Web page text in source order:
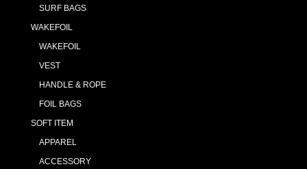
SURF BAGS
WAKEFOIL
WAKEFOIL
VEST
HANDLE & ROPE
FOIL BAGS
SOFT ITEM
APPAREL
ACCESSORY